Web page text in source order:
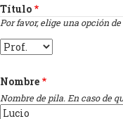
FOR
FIRME
LA
CARTA
Título
Por favor, elige una opción
Título
Nombre
Nombre de pila. En caso de